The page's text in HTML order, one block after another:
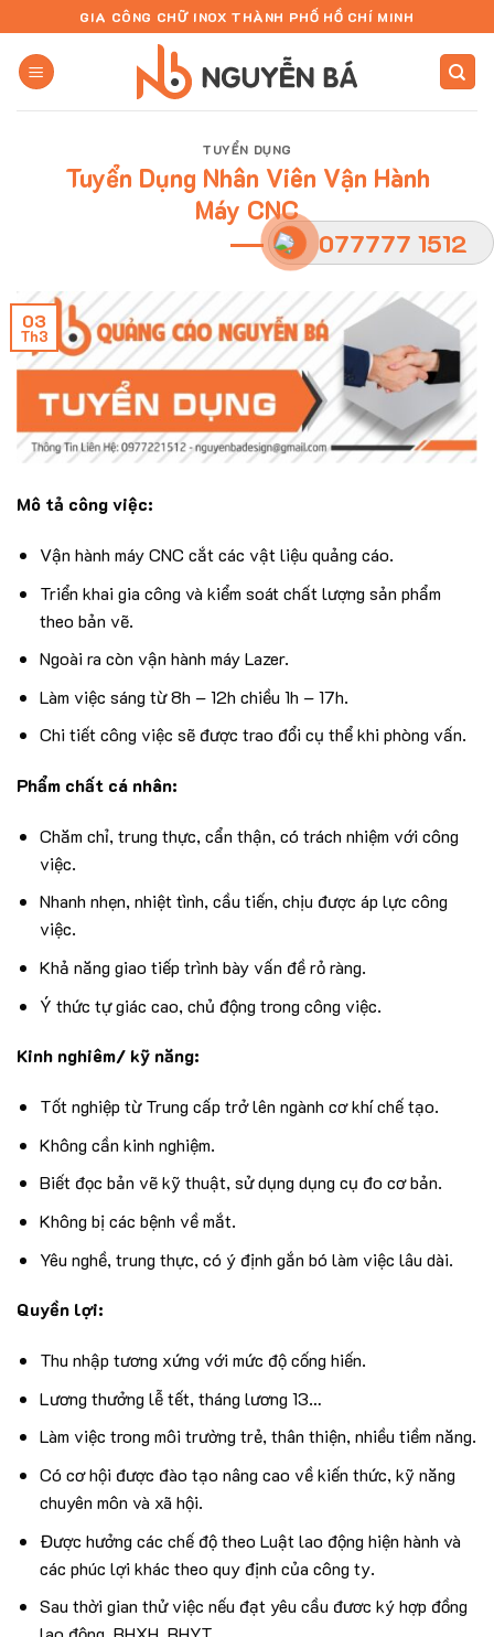
to
content
GIA CÔNG CHỮ INOX THÀNH PHỐ HỒ CHÍ MINH
TUYỂN DỤNG
Tuyển Dụng Nhân Viên Vận Hành
Máy CNC
03
Th3
Mô tả công việc:
Vận hành máy CNC cắt các vật liệu quảng cáo.
Triển khai gia công và kiểm soát chất lượng sản phẩm
theo bản vẽ.
Ngoài ra còn vận hành máy Lazer.
Làm việc sáng từ 8h – 12h chiều 1h – 17h.
Chi tiết công việc sẽ được trao đổi cụ thể khi phòng vấn.
Phẩm chất cá nhân:
Chăm chỉ, trung thực, cẩn thận, có trách nhiệm với công
việc.
Nhanh nhẹn, nhiệt tình, cầu tiến, chịu được áp lực công
việc.
Khả năng giao tiếp trình bày vấn đề rỏ ràng.
Ý thức tự giác cao, chủ động trong công việc.
Kinh nghiêm/ kỹ năng:
Tốt nghiệp từ Trung cấp trở lên ngành cơ khí chế tạo.
Không cần kinh nghiệm.
Biết đọc bản vẽ kỹ thuật, sử dụng dụng cụ đo cơ bản.
Không bị các bệnh về mắt.
Yêu nghề, trung thực, có ý định gắn bó làm việc lâu dài.
Quyền lợi:
Thu nhập tương xứng với mức độ cống hiến.
Lương thưởng lễ tết, tháng lương 13…
Làm việc trong môi trường trẻ, thân thiện, nhiều tiềm năng.
Có cơ hội được đào tạo nâng cao về kiến thức, kỹ năng
chuyên môn và xã hội.
Được hưởng các chế độ theo Luật lao động hiện hành và
các phúc lợi khác theo quy định của công ty.
Sau thời gian thử việc nếu đạt yêu cầu đươc ký hợp đồng
077777 1512